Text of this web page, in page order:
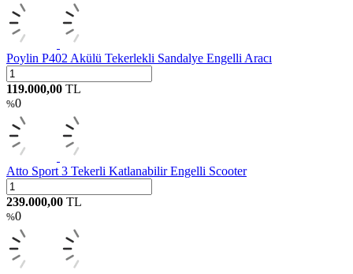
Poylin P402 Akülü Tekerlekli Sandalye Engelli Aracı
119.000,00 TL
%0
Atto Sport 3 Tekerli Katlanabilir Engelli Scooter
239.000,00 TL
%0